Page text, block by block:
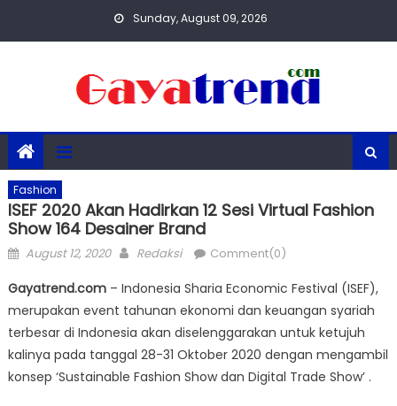
Sunday, August 09, 2026
Fashion
ISEF 2020 Akan Hadirkan 12 Sesi Virtual Fashion
Show 164 Desainer Brand
Posted
August 12, 2020 Author
Redaksi Comment(0)
Gayatrend.com– Indonesia Sharia Economic Festival (ISEF),
merupakan event tahunan ekonomi dan keuangan syariah
terbesar di Indonesia akan diselenggarakan untuk ketujuh
kalinya pada tanggal 28-31 Oktober 2020 dengan mengambil
konsep ‘Sustainable Fashion Show dan Digital Trade Show’ .